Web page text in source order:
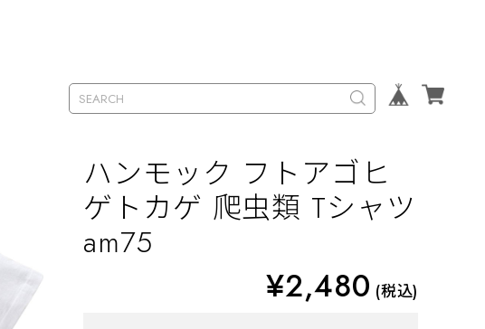
ハンモック フトアゴヒ
ゲトカゲ 爬虫類 Tシャツ
am75
¥2,480 (税込)